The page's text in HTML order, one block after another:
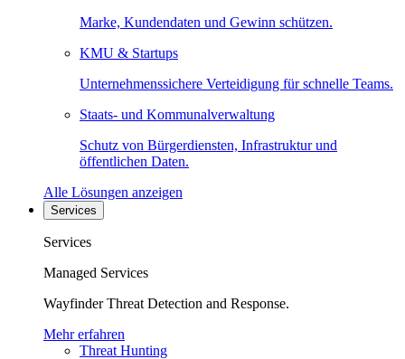
Marke, Kundendaten und Gewinn schützen.
KMU & Startups
Unternehmenssichere Verteidigung für schnelle Teams.
Staats- und Kommunalverwaltung
Schutz von Bürgerdiensten, Infrastruktur und
öffentlichen Daten.
Alle Lösungen anzeigen
Services
Services
Managed Services
Wayfinder Threat Detection and Response.
Mehr erfahren
Threat Hunting